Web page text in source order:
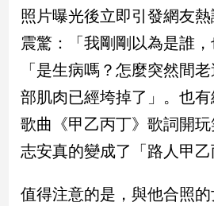
觀
兩
岸/
國
際
會/
方
照片曝光後立即引發網友
震驚：「我剛剛以為是誰，
「是生病嗎？怎麼突然間
部肌肉已經垮掉了」。也
歌曲《甲乙丙丁》歌詞開
志安真的變成了「路人甲乙
值得注意的是，與他合照